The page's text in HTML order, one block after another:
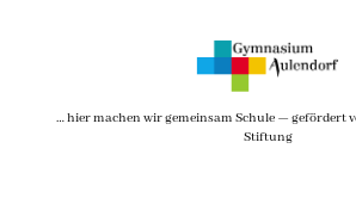
… hier machen wir gemeinsam Schule — gefördert
Stiftung